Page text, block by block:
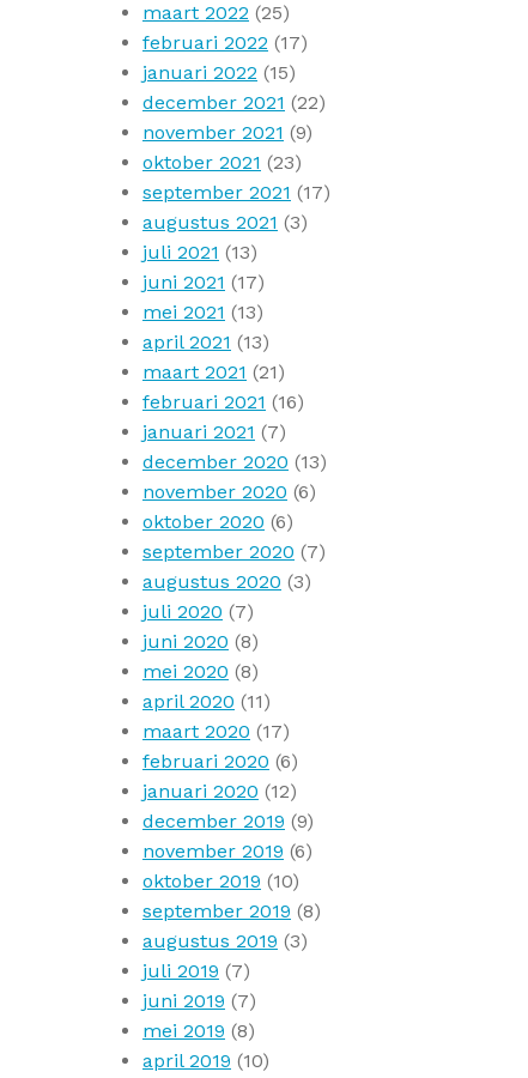
maart 2022 (25)
februari 2022 (17)
januari 2022 (15)
december 2021 (22)
november 2021 (9)
oktober 2021 (23)
september 2021 (17)
augustus 2021 (3)
juli 2021 (13)
juni 2021 (17)
mei 2021 (13)
april 2021 (13)
maart 2021 (21)
februari 2021 (16)
januari 2021 (7)
december 2020 (13)
november 2020 (6)
oktober 2020 (6)
september 2020 (7)
augustus 2020 (3)
juli 2020 (7)
juni 2020 (8)
mei 2020 (8)
april 2020 (11)
maart 2020 (17)
februari 2020 (6)
januari 2020 (12)
december 2019 (9)
november 2019 (6)
oktober 2019 (10)
september 2019 (8)
augustus 2019 (3)
juli 2019 (7)
juni 2019 (7)
mei 2019 (8)
april 2019 (10)